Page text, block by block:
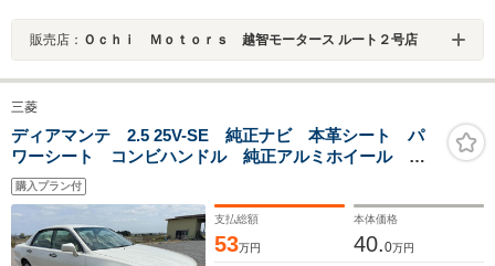
販売店： Ｏｃｈｉ Ｍｏｔｏｒｓ 越智モータース ルート２号店
三菱
ディアマンテ 2.5 25V-SE 純正ナビ 本革シート パ
ワーシート コンビハンドル 純正アルミホイール コ
ーナーセンサー
購入プラン付
支払総額
53万円
本体価格
40.0万円